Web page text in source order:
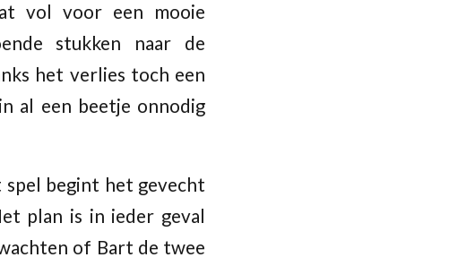
vol voor een mooie
stukken naar de
het verlies toch een
al een beetje onnodig
spel begint het gevecht
plan is in ieder geval
of Bart de twee